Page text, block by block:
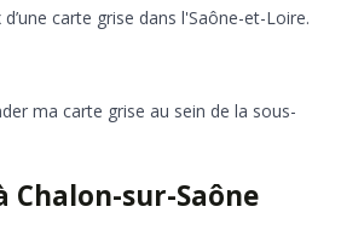
carte grise dans l'Saône-et-Loire.
ma carte grise au sein de la sous-
Chalon-sur-Saône